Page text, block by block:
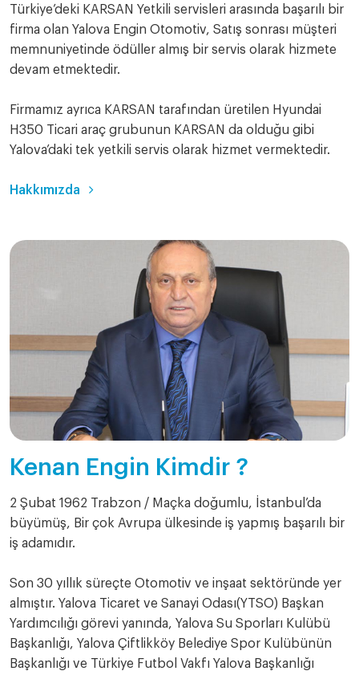
Türkiye’deki KARSAN Yetkili servisleri arasında başarılı bir
firma olan Yalova Engin Otomotiv, Satış sonrası müşteri
memnuniyetinde ödüller almış bir servis olarak hizmete
devam etmektedir.
Firmamız ayrıca KARSAN tarafından üretilen Hyundai
H350 Ticari araç grubunun KARSAN da olduğu gibi
Yalova’daki tek yetkili servis olarak hizmet vermektedir.
Hakkımızda
Kenan Engin Kimdir ?
2 Şubat 1962 Trabzon / Maçka doğumlu, İstanbul’da
büyümüş, Bir çok Avrupa ülkesinde iş yapmış başarılı bir
iş adamıdır.
Son 30 yıllık süreçte Otomotiv ve inşaat sektöründe yer
almıştır. Yalova Ticaret ve Sanayi Odası(YTSO) Başkan
Yardımcılığı görevi yanında, Yalova Su Sporları Kulübü
Başkanlığı, Yalova Çiftlikköy Belediye Spor Kulübünün
Başkanlığı ve Türkiye Futbol Vakfı Yalova Başkanlığı